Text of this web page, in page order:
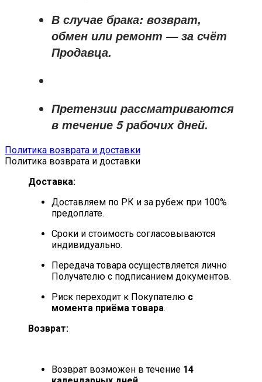
В случае брака: возврат,
обмен или ремонт —за счёт
Продавца.
Претензии рассматриваются
в течение 5 рабочих дней.
Политика возврата и доставки
Политика возврата и доставки
Доставка:
Доставляем по РК и за рубеж при 100%
предоплате.
Сроки и стоимость согласовываются
индивидуально.
Передача товара осуществляется лично
Получателю с подписанием документов.
Риск переходит к Покупателю с
момента приёма товара.
Возврат:
Возврат возможен в течение 14